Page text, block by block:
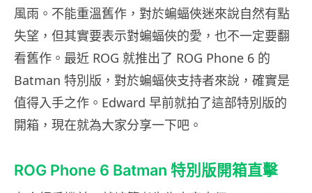
風雨。不能重溫舊作，對於蝙蝠俠迷來說自然有點
失望，但其實要表示對蝙蝠俠的愛，也不一定要翻
看舊作。最近 ROG 就推出了 ROG Phone 6 的
Batman 特別版，對於蝙蝠俠支持者來說，確實是
值得入手之作。Edward 早前就拍了這部特別版的
開箱，現在就為大家分享一下吧。
ROG Phone 6 Batman 特別版開箱直擊